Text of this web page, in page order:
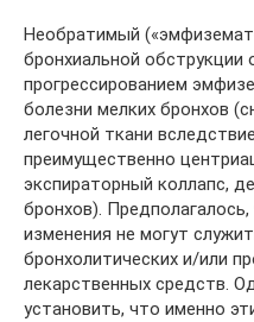
Необратимый
бронхиальной обструкции
прогрессированием
болезни мелких бронхов
легочной ткани
преимущественно
экспираторный коллапс,
бронхов).
изменения не могут
бронхолитических и/или
лекарственных средств.
установить, что именно